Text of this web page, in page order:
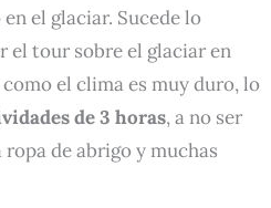
el glaciar. Sucede lo
el tour sobre el glaciar en
el clima es muy duro, lo
de 3 horas, a no ser
de abrigo y muchas